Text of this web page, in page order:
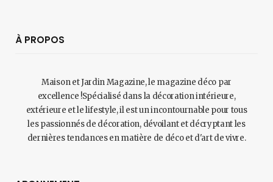
À PROPOS
Maison et Jardin Magazine, le magazine déco par
excellence !Spécialisé dans la décoration intérieure,
extérieure et le lifestyle, il est un incontournable pour tous
les passionnés de décoration, dévoilant et décryptant les
dernières tendances en matière de déco et d'art de vivre.